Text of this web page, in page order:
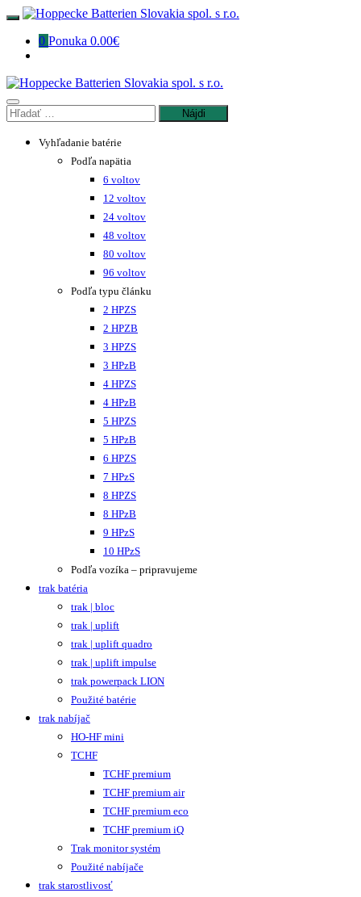
Preskočiť
obsah
0 Ponuka 0.00€
Hľadať:
Vyhľadanie batérie
Podľa napätia
6 voltov
12 voltov
24 voltov
48 voltov
80 voltov
96 voltov
Podľa typu článku
2 HPZS
2 HPZB
3 HPZS
3 HPzB
4 HPZS
4 HPzB
5 HPZS
5 HPzB
6 HPZS
7 HPzS
8 HPZS
8 HPzB
9 HPzS
10 HPzS
Podľa vozíka – pripravujeme
trak batéria
trak | bloc
trak | uplift
trak | uplift quadro
trak | uplift impulse
trak powerpack LION
Použité batérie
trak nabíjač
HO-HF mini
TCHF
TCHF premium
TCHF premium air
TCHF premium eco
TCHF premium iQ
Trak monitor systém
Použité nabíjače
trak starostlivosť